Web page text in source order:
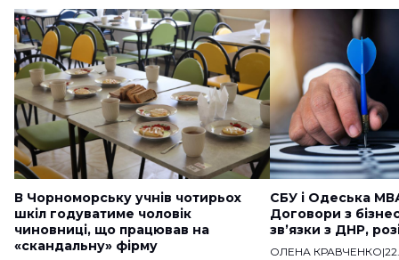
В Чорноморську учнів чотирьох
шкіл годуватиме чоловік
чиновниці, що працював на
«скандальну» фірму
СБУ і Одеська
Договори з
звʼязки з ДНР,
ОЛЕНА КРАВЧЕНКО|